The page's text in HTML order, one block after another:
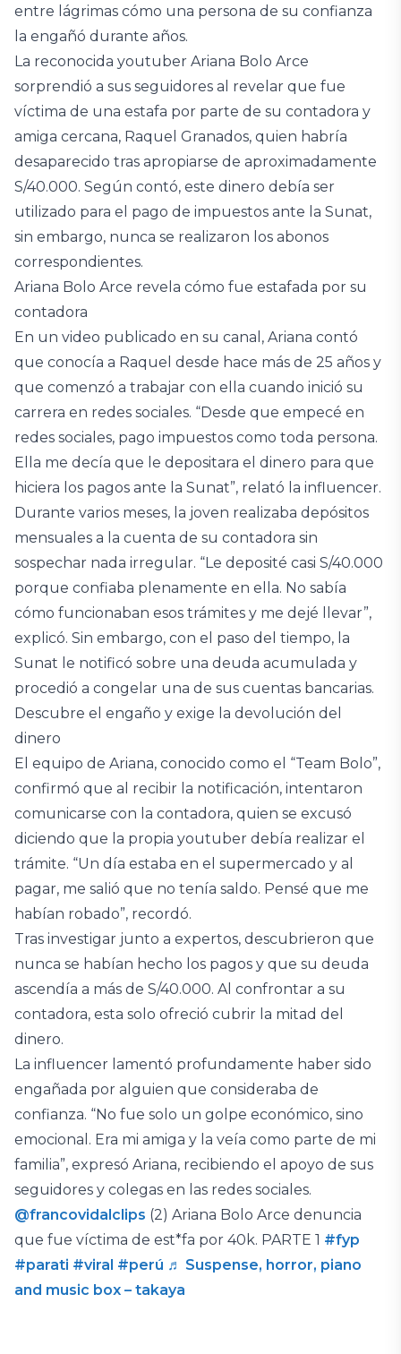
entre lágrimas cómo una persona de su confianza
la engañó durante años.
La reconocida youtuber Ariana Bolo Arce
sorprendió a sus seguidores al revelar que fue
víctima de una estafa por parte de su contadora y
amiga cercana, Raquel Granados, quien habría
desaparecido tras apropiarse de aproximadamente
S/40.000. Según contó, este dinero debía ser
utilizado para el pago de impuestos ante la Sunat,
sin embargo, nunca se realizaron los abonos
correspondientes.
Ariana Bolo Arce revela cómo fue estafada por su
contadora
En un video publicado en su canal, Ariana contó
que conocía a Raquel desde hace más de 25 años y
que comenzó a trabajar con ella cuando inició su
carrera en redes sociales. “Desde que empecé en
redes sociales, pago impuestos como toda persona.
Ella me decía que le depositara el dinero para que
hiciera los pagos ante la Sunat”, relató la influencer.
Durante varios meses, la joven realizaba depósitos
mensuales a la cuenta de su contadora sin
sospechar nada irregular. “Le deposité casi S/40.000
porque confiaba plenamente en ella. No sabía
cómo funcionaban esos trámites y me dejé llevar”,
explicó. Sin embargo, con el paso del tiempo, la
Sunat le notificó sobre una deuda acumulada y
procedió a congelar una de sus cuentas bancarias.
Descubre el engaño y exige la devolución del
dinero
El equipo de Ariana, conocido como el “Team Bolo”,
confirmó que al recibir la notificación, intentaron
comunicarse con la contadora, quien se excusó
diciendo que la propia youtuber debía realizar el
trámite. “Un día estaba en el supermercado y al
pagar, me salió que no tenía saldo. Pensé que me
habían robado”, recordó.
Tras investigar junto a expertos, descubrieron que
nunca se habían hecho los pagos y que su deuda
ascendía a más de S/40.000. Al confrontar a su
contadora, esta solo ofreció cubrir la mitad del
dinero.
La influencer lamentó profundamente haber sido
engañada por alguien que consideraba de
confianza. “No fue solo un golpe económico, sino
emocional. Era mi amiga y la veía como parte de mi
familia”, expresó Ariana, recibiendo el apoyo de sus
seguidores y colegas en las redes sociales.
@francovidalclips (2) Ariana Bolo Arce denuncia
que fue víctima de est*fa por 40k. PARTE 1 #fyp
#parati #viral #perú ♬ Suspense, horror, piano
and music box – takaya